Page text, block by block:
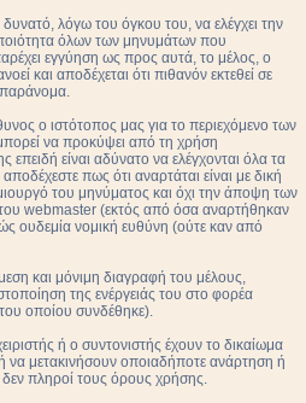
δυνατό, λόγω του όγκου του, να ελέγχει την
όλων των μηνυμάτων που
εγγύηση ως προς αυτά, το μέλος, ο
και αποδέχεται ότι πιθανόν εκτεθεί σε
ο ιστότοπος μας για το περιεχόμενο των
να προκύψει από τη χρήση
είναι αδύνατο να ελέγχονται όλα τα
πως ότι αναρτάται είναι με δική
του μηνύματος και όχι την άποψη των
του webmaster (εκτός από όσα αναρτήθηκαν
ουδεμία νομική ευθύνη (ούτε καν από
και μόνιμη διαγραφή του μέλους,
της ενέργειάς του στο φορέα
οποίου συνδέθηκε).
ή ο συντονιστής έχουν το δικαίωμα
να μετακινήσουν οποιαδήποτε ανάρτηση ή
δεν πληροί τους όρους χρήσης.